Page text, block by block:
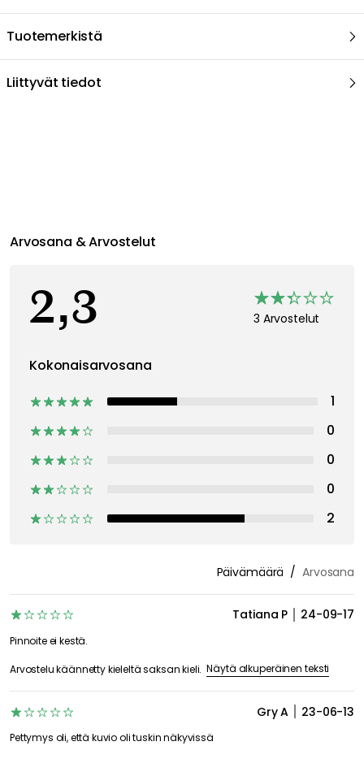
Tuotemerkistä
Liittyvät tiedot
Arvosana & Arvostelut
2,3 3 Arvostelut
Kokonaisarvosana
1
0
0
0
2
Päivämäärä Arvosana
Tatiana P 24-09-17
Pinnoite ei kestä.
Arvostelu käännetty kieleltä saksan kieli. Näytä alkuperäinen teksti
Gry A 23-06-13
Pettymys oli, että kuvio oli tuskin näkyvissä